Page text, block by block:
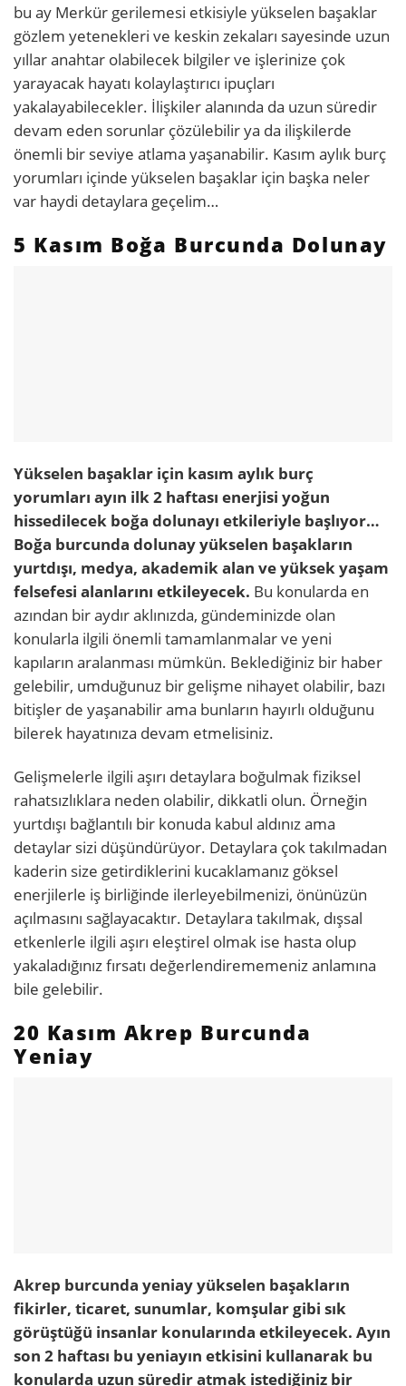
bu ay Merkür gerilemesi etkisiyle yükselen başaklar
gözlem yetenekleri ve keskin zekaları sayesinde uzun
yıllar anahtar olabilecek bilgiler ve işlerinize çok
yarayacak hayatı kolaylaştırıcı ipuçları
yakalayabilecekler. İlişkiler alanında da uzun süredir
devam eden sorunlar çözülebilir ya da ilişkilerde
önemli bir seviye atlama yaşanabilir. Kasım aylık burç
yorumları içinde yükselen başaklar için başka neler
var haydi detaylara geçelim…
5 Kasım Boğa Burcunda Dolunay
Yükselen başaklar için kasım aylık burç
yorumları ayın ilk 2 haftası enerjisi yoğun
hissedilecek boğa dolunayı etkileriyle başlıyor…
Boğa burcunda dolunay yükselen başakların
yurtdışı, medya, akademik alan ve yüksek yaşam
felsefesi alanlarını etkileyecek. Bu konularda en
azından bir aydır aklınızda, gündeminizde olan
konularla ilgili önemli tamamlanmalar ve yeni
kapıların aralanması mümkün. Beklediğiniz bir haber
gelebilir, umduğunuz bir gelişme nihayet olabilir, bazı
bitişler de yaşanabilir ama bunların hayırlı olduğunu
bilerek hayatınıza devam etmelisiniz.
Gelişmelerle ilgili aşırı detaylara boğulmak fiziksel
rahatsızlıklara neden olabilir, dikkatli olun. Örneğin
yurtdışı bağlantılı bir konuda kabul aldınız ama
detaylar sizi düşündürüyor. Detaylara çok takılmadan
kaderin size getirdiklerini kucaklamanız göksel
enerjilerle iş birliğinde ilerleyebilmenizi, önünüzün
açılmasını sağlayacaktır. Detaylara takılmak, dışsal
etkenlerle ilgili aşırı eleştirel olmak ise hasta olup
yakaladığınız fırsatı değerlendirememeniz anlamına
bile gelebilir.
20 Kasım Akrep Burcunda
Yeniay
Akrep burcunda yeniay yükselen başakların
fikirler, ticaret, sunumlar, komşular gibi sık
görüştüğü insanlar konularında etkileyecek. Ayın
son 2 haftası bu yeniayın etkisini kullanarak bu
konularda uzun süredir atmak istediğiniz bir